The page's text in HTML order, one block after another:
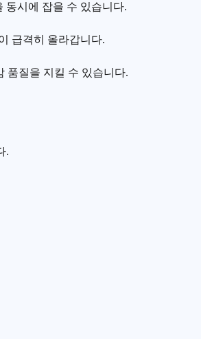
동시에 잡을 수 있습니다.
급격히 올라갑니다.
품질을 지킬 수 있습니다.
.